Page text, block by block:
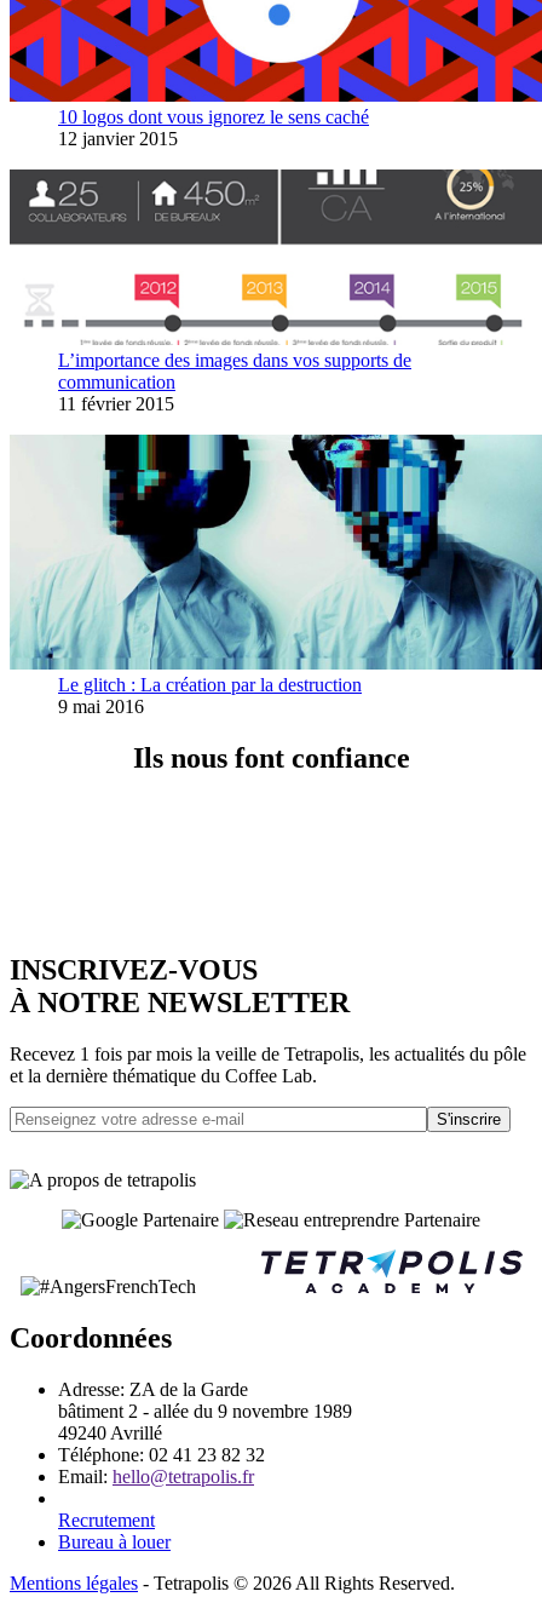
10 logos dont vous ignorez le sens caché
12 janvier 2015
L’importance des images dans vos supports de
communication
11 février 2015
Le glitch : La création par la destruction
9 mai 2016
Ils nous font confiance
INSCRIVEZ-VOUS
À NOTRE NEWSLETTER
Recevez 1 fois par mois la veille de Tetrapolis, les actualités du pôle
et la dernière thématique du Coffee Lab.
S'inscrire
Coordonnées
Adresse: ZA de la Garde
bâtiment 2 - allée du 9 novembre 1989
49240 Avrillé
Téléphone: 02 41 23 82 32
Email: hello@tetrapolis.fr
Recrutement
Bureau à louer
Mentions légales - Tetrapolis © 2026 All Rights Reserved.